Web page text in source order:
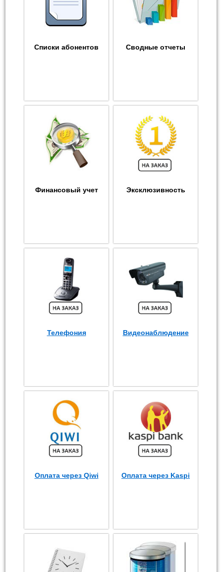
Списки абонентов Сводные отчеты
Финансовый учет Эксклюзивность
Телефония Видеонаблюдение
Оплата через Qiwi Оплата через Kaspi